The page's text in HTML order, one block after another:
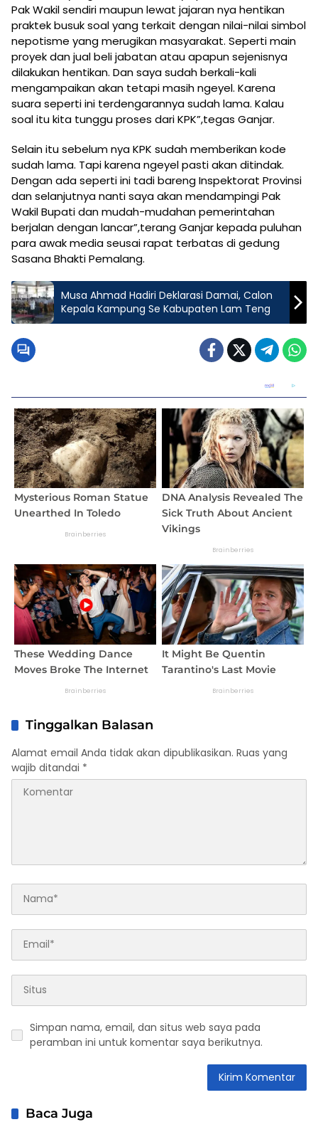
Pak Wakil sendiri maupun lewat jajaran nya hentikan
praktek busuk soal yang terkait dengan nilai-nilai simbol
nepotisme yang merugikan masyarakat. Seperti main
proyek dan jual beli jabatan atau apapun sejenisnya
dilakukan hentikan. Dan saya sudah berkali-kali
mengampaikan akan tetapi masih ngeyel. Karena
suara seperti ini terdengarannya sudah lama. Kalau
soal itu kita tunggu proses dari KPK”,tegas Ganjar.
Selain itu sebelum nya KPK sudah memberikan kode
sudah lama. Tapi karena ngeyel pasti akan ditindak.
Dengan ada seperti ini tadi bareng Inspektorat Provinsi
dan selanjutnya nanti saya akan mendampingi Pak
Wakil Bupati dan mudah-mudahan pemerintahan
berjalan dengan lancar”,terang Ganjar kepada puluhan
para awak media seusai rapat terbatas di gedung
Sasana Bhakti Pemalang.
Musa Ahmad Hadiri Deklarasi Damai, Calon
Kepala Kampung Se Kabupaten Lam Teng
Tinggalkan Balasan
Alamat email Anda tidak akan dipublikasikan. Ruas yang
wajib ditandai *
Simpan nama, email, dan situs web saya pada
peramban ini untuk komentar saya berikutnya.
Baca Juga